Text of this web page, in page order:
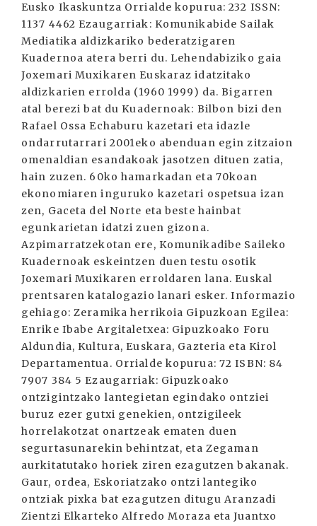
Eusko Ikaskuntza Orrialde kopurua: 232 ISSN:
1137 4462 Ezaugarriak: Komunikabide Sailak
Mediatika aldizkariko bederatzigaren
Kuadernoa atera berri du. Lehendabiziko gaia
Joxemari Muxikaren Euskaraz idatzitako
aldizkarien errolda (1960 1999) da. Bigarren
atal berezi bat du Kuadernoak: Bilbon bizi den
Rafael Ossa Echaburu kazetari eta idazle
ondarrutarrari 2001eko abenduan egin zitzaion
omenaldian esandakoak jasotzen dituen zatia,
hain zuzen. 60ko hamarkadan eta 70koan
ekonomiaren inguruko kazetari ospetsua izan
zen, Gaceta del Norte eta beste hainbat
egunkarietan idatzi zuen gizona.
Azpimarratzekotan ere, Komunikadibe Saileko
Kuadernoak eskeintzen duen testu osotik
Joxemari Muxikaren erroldaren lana. Euskal
prentsaren katalogazio lanari esker. Informazio
gehiago: Zeramika herrikoia Gipuzkoan Egilea:
Enrike Ibabe Argitaletxea: Gipuzkoako Foru
Aldundia, Kultura, Euskara, Gazteria eta Kirol
Departamentua. Orrialde kopurua: 72 ISBN: 84
7907 384 5 Ezaugarriak: Gipuzkoako
ontzigintzako lantegietan egindako ontziei
buruz ezer gutxi genekien, ontzigileek
horrelakotzat onartzeak ematen duen
segurtasunarekin behintzat, eta Zegaman
aurkitatutako horiek ziren ezagutzen bakanak.
Gaur, ordea, Eskoriatzako ontzi lantegiko
ontziak pixka bat ezagutzen ditugu Aranzadi
Zientzi Elkarteko Alfredo Moraza eta Juantxo